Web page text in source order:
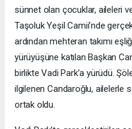
sünnet olan çocuklar, aileleri
Taşoluk Yeşil Camii’nde
ardından mehteran takımı
yürüyüşüne katılan Başkan
birlikte Vadi Park’a yürüdü.
ilgilenen Candaroğlu, ailelerle
ortak oldu.